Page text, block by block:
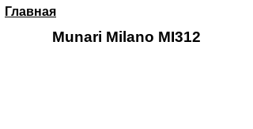
Главная
Munari Milano MI312